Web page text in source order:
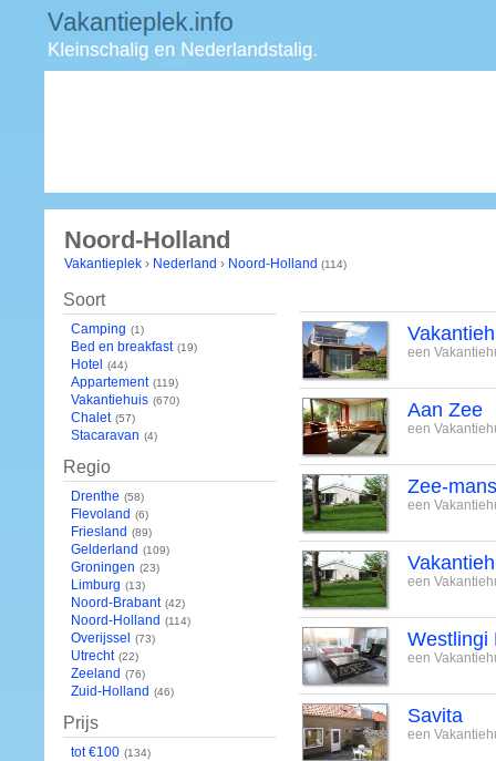
Noord-Holland
Vakantieplek › Nederland › Noord-Holland (114)
Soort
Camping (1)
Bed en breakfast (19)
Hotel (44)
Appartement (119)
Vakantiehuis (670)
Chalet (57)
Stacaravan (4)
Regio
Drenthe (58)
Flevoland (6)
Friesland (89)
Gelderland (109)
Groningen (23)
Limburg (13)
Noord-Brabant (42)
Noord-Holland (114)
Overijssel (73)
Utrecht (22)
Zeeland (76)
Zuid-Holland (46)
Prijs
tot €100 (134)
een
Aan Zee
een
Zee-
een
een
Westlingi
een
Savita
een